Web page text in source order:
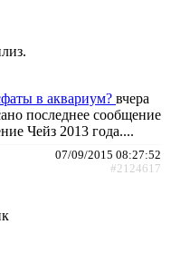
в аквариум? вчера
последнее сообщение
Чейз 2013 года....
07/09/2015 08:27:52
#2124617